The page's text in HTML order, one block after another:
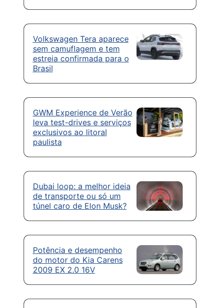
Volkswagen Tera aparece
sem camuflagem e tem
estreia confirmada para o
Brasil
GWM Experience de Verão
leva test-drives e serviços
exclusivos ao litoral
paulista
Dubai loop: a melhor ideia
de transporte ou só um
túnel caro de Elon Musk?
Potência e desempenho
do motor do Kia Carens
2009 EX 2.0 16V